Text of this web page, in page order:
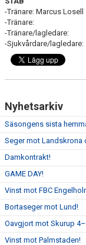
-Tränare: Marcus Losell
-Tränare:
-Tränare/lagledare:
-Sjukvårdare/lagledare:
Nyhetsarkiv
Säsongens sista
Seger mot Landskrona
Damkontrakt!
GAME DAY!
Vinst mot FBC
Bortaseger mot Lund!
Oavgjort mot Skurup
Vinst mot Palmstaden!